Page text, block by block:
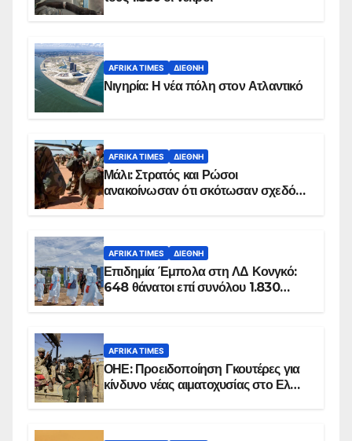
AFRIKA TIMES ΔΙΕΘΝΉ
Νιγηρία: Η νέα πόλη στον Ατλαντικό
AFRIKA TIMES ΔΙΕΘΝΉ
Μάλι: Στρατός και Ρώσοι
ανακοίνωσαν ότι σκότωσαν σχεδόν
AFRIKA TIMES ΔΙΕΘΝΉ
Επιδημία Έμπολα στη ΛΔ Κονγκό:
648 θάνατοι επί συνόλου 1.830
AFRIKA TIMES
ΟΗΕ: Προειδοποίηση Γκουτέρες για
κίνδυνο νέας αιματοχυσίας στο Ελ